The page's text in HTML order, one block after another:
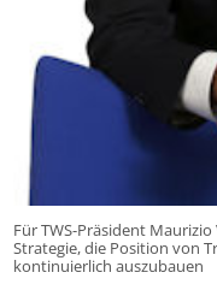
Für TWS-Präsident
Strategie, die Position von
kontinuierlich auszubauen